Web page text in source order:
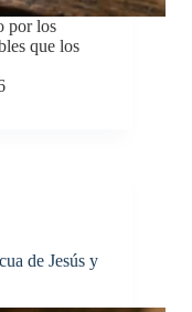
por los
que los
de Jesús y